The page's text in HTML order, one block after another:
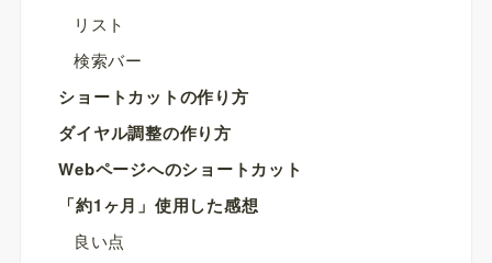
リスト
検索バー
ショートカットの作り方
ダイヤル調整の作り方
Webページへのショートカット
「約1ヶ月」使用した感想
良い点